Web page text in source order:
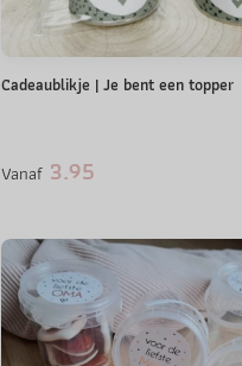
Cadeaublikje | Je bent een topper
Vanaf3.95